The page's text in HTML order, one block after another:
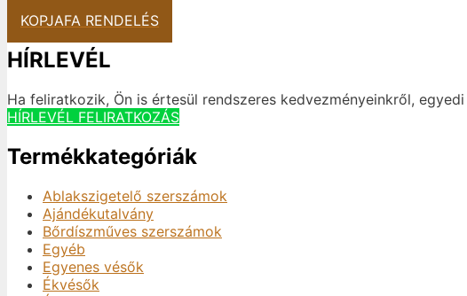
KOPJAFA RENDELÉS
HÍRLEVÉL
Ha feliratkozik, Ön is értesül rendszeres kedvezményeinkről,
HÍRLEVÉL FELIRATKOZÁS
Termékkategóriák
Ablakszigetelő szerszámok
Ajándékutalvány
Bőrdíszműves szerszámok
Egyéb
Egyenes vésők
Ékvésők